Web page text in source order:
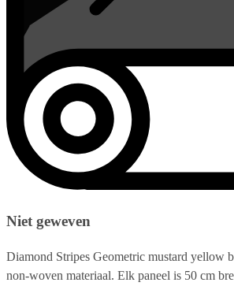
Niet geweven
Diamond Stripes Geometric mustard yellow
non-woven materiaal. Elk paneel is 50 cm